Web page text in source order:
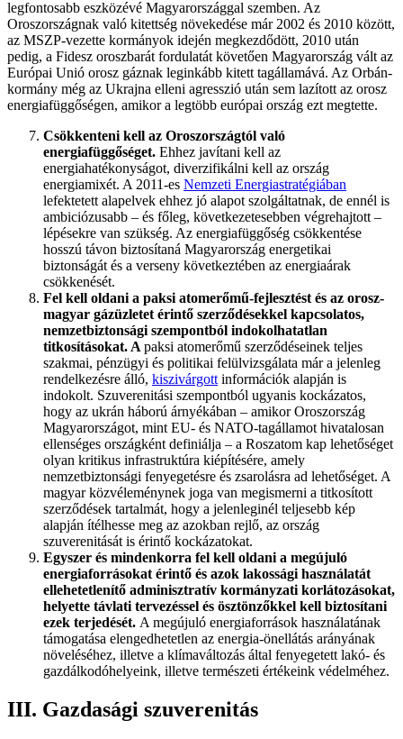
legfontosabb eszközévé Magyarországgal szemben. Az
Oroszországnak való kitettség növekedése már 2002 és 2010 között,
az MSZP-vezette kormányok idején megkezdődött, 2010 után
pedig, a Fidesz oroszbarát fordulatát követően Magyarország vált az
Európai Unió orosz gáznak leginkább kitett tagállamává. Az Orbán-
kormány még az Ukrajna elleni agresszió után sem lazított az orosz
energiafüggőségen, amikor a legtöbb európai ország ezt megtette.
Csökkenteni kell az Oroszországtól való
energiafüggőséget. Ehhez javítani kell az
energiahatékonyságot, diverzifikálni kell az ország
energiamixét. A 2011-es Nemzeti Energiastratégiában
lefektetett alapelvek ehhez jó alapot szolgáltatnak, de ennél is
ambiciózusabb – és főleg, következetesebben végrehajtott –
lépésekre van szükség. Az energiafüggőség csökkentése
hosszú távon biztosítaná Magyarország energetikai
biztonságát és a verseny következtében az energiaárak
csökkenését.
Fel kell oldani a paksi atomerőmű-fejlesztést és az orosz-
magyar gázüzletet érintő szerződésekkel kapcsolatos,
nemzetbiztonsági szempontból indokolhatatlan
titkosításokat. A paksi atomerőmű szerződéseinek teljes
szakmai, pénzügyi és politikai felülvizsgálata már a jelenleg
rendelkezésre álló, kiszivárgott információk alapján is
indokolt. Szuverenitási szempontból ugyanis kockázatos,
hogy az ukrán háború árnyékában – amikor Oroszország
Magyarországot, mint EU- és NATO-tagállamot hivatalosan
ellenséges országként definiálja – a Roszatom kap lehetőséget
olyan kritikus infrastruktúra kiépítésére, amely
nemzetbiztonsági fenyegetésre és zsarolásra ad lehetőséget. A
magyar közvéleménynek joga van megismerni a titkosított
szerződések tartalmát, hogy a jelenleginél teljesebb kép
alapján ítélhesse meg az azokban rejlő, az ország
szuverenitását is érintő kockázatokat.
Egyszer és mindenkorra fel kell oldani a megújuló
energiaforrásokat érintő és azok lakossági használatát
ellehetetlenítő adminisztratív kormányzati korlátozásokat,
helyette távlati tervezéssel és ösztönzőkkel kell biztosítani
ezek terjedését. A megújuló energiaforrások használatának
támogatása elengedhetetlen az energia-önellátás arányának
növeléséhez, illetve a klímaváltozás által fenyegetett lakó- és
gazdálkodóhelyeink, illetve természeti értékeink védelméhez.
III. Gazdasági szuverenitás